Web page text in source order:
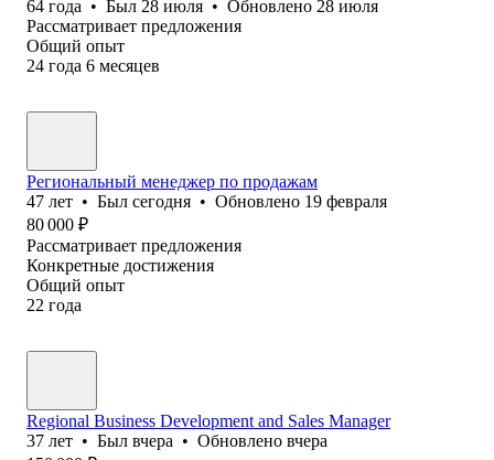
64 года • Был 28 июля • Обновлено 28 июля
Рассматривает предложения
Общий опыт
24 года 6 месяцев
Региональный менеджер по продажам
47 лет • Был сегодня • Обновлено 19 февраля
80 000 ₽
Рассматривает предложения
Конкретные достижения
Общий опыт
22 года
Regional Business Development and Sales Manager
37 лет • Был вчера • Обновлено вчера